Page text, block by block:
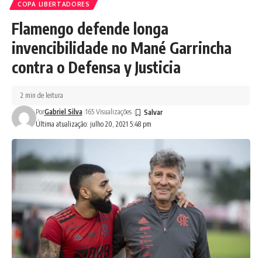
COPA LIBERTADORES
Flamengo defende longa
invencibilidade no Mané Garrincha
contra o Defensa y Justicia
Última atualização: julho 20, 2021 5:48 pm
PorGabriel Silva 165 Visualizações
2 min de leitura